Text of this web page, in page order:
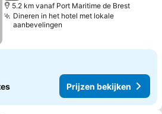
5.2 km vanaf Port Maritime de Brest
Dineren in het hotel met lokale
aanbevelingen
Prijzen bekijken